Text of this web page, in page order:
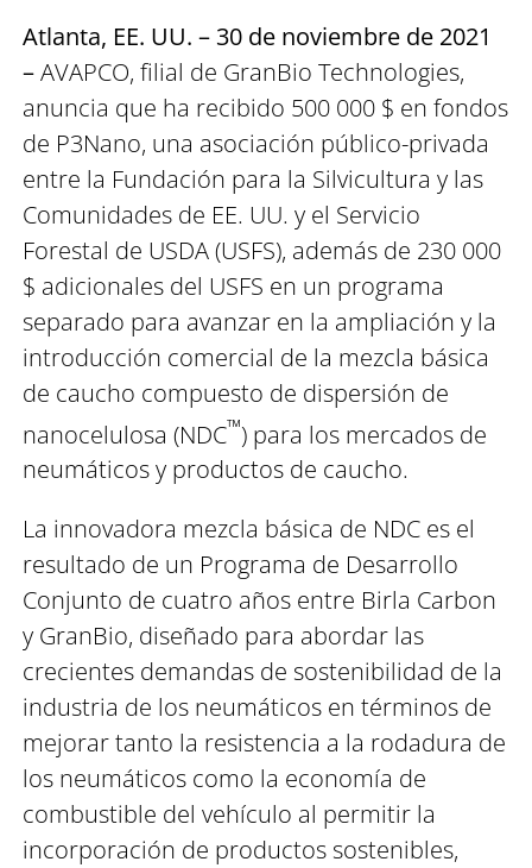
Atlanta, EE. UU. – 30 de noviembre de 2021
–AVAPCO, filial de GranBio Technologies,
anuncia que ha recibido 500 000 $ en fondos
de P3Nano, una asociación público-privada
entre la Fundación para la Silvicultura y las
Comunidades de EE. UU. y el Servicio
Forestal de USDA (USFS), además de 230 000
$ adicionales del USFS en un programa
separado para avanzar en la ampliación y la
introducción comercial de la mezcla básica
de caucho compuesto de dispersión de
nanocelulosa (NDC™) para los mercados de
neumáticos y productos de caucho.
La innovadora mezcla básica de NDC es el
resultado de un Programa de Desarrollo
Conjunto de cuatro años entre Birla Carbon
y GranBio, diseñado para abordar las
crecientes demandas de sostenibilidad de la
industria de los neumáticos en términos de
mejorar tanto la resistencia a la rodadura de
los neumáticos como la economía de
combustible del vehículo al permitir la
incorporación de productos sostenibles,